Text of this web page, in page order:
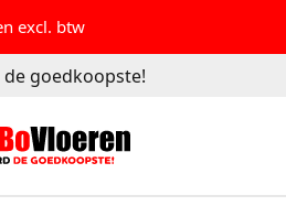
excl. btw
de goedkoopste!